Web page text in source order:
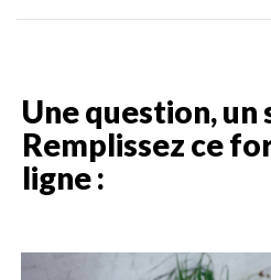
Une question, un
Remplissez ce
ligne :